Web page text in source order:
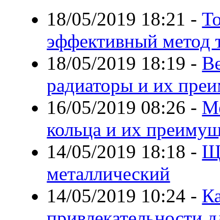
18/05/2019 18:21 -
эффективный метод
18/05/2019 18:19 -
радиаторы и их
16/05/2019 08:26 -
кольца и их
14/05/2019 18:18 -
металлический
14/05/2019 10:24 -